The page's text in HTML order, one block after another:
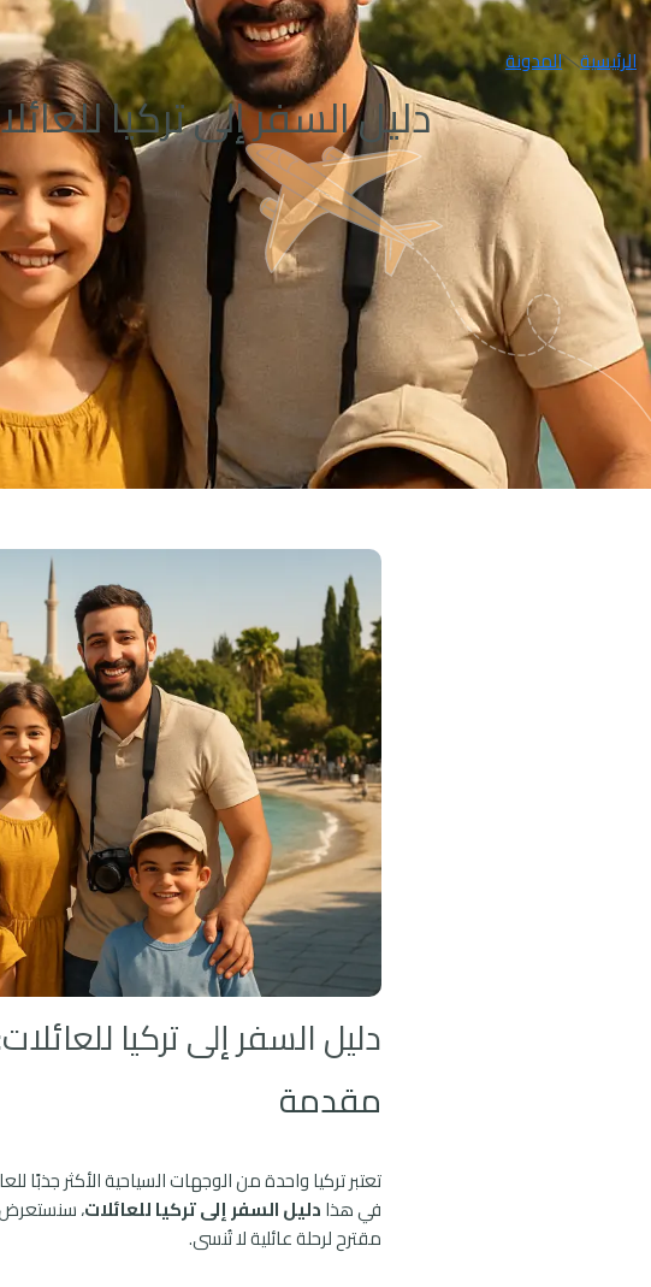
الرئيسية المدونة
دليل السفر إلى تركيا
دليل السفر إلى تركيا
مقدمة
تعتبر تركيا واحدة من الوجهات السياحية الأكثر جذبًا
في هذادليل السفر إلى تركيا للعائلات، سنستعرض
مقترح لرحلة عائلية لا تُنسى.